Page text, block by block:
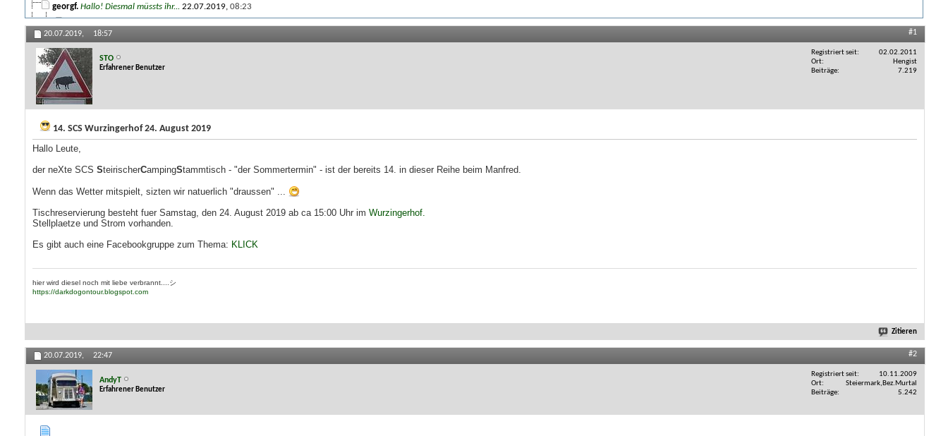
georgf. Hallo! Diesmal müssts ihr... 22.07.2019, 08:23
Double Trouble geht für uns leider nicht. da...22.07.2019,09:33
reisewolf Servus Bernd, Wenn mit...24.07.2019,00:43
STO Teilnehmerliste: ...
bertl27
Weitere Beiträge folgen...
20.07.2019, 18:57 #1
STO
Erfahrener Benutzer
Registriert seit
02.02.2011
Ort
Hengist
Beiträge
7.219
14. SCS Wurzingerhof 24. August 2019
Hallo Leute,
der neXte SCS SteirischerCampingStammtisch - "der Sommertermin" - ist der bereits 14. in dieser Reihe beim Manfred.
Wenn das Wetter mitspielt, sizten wir natuerlich "draussen" ...
Tischreservierung besteht fuer Samstag, den 24. August 2019 ab ca 15:00 Uhr im Wurzingerhof.
Stellplaetze und Strom vorhanden.
Es gibt auch eine Facebookgruppe zum Thema: KLICK
hier wird diesel noch mit liebe verbrannt....シ
https://darkdogontour.blogspot.com
Zitieren
20.07.2019, 22:47 #2
AndyT
Erfahrener Benutzer
Registriert seit
10.11.2009
Ort
Steiermark,Bez.Murtal
Beiträge
5.242